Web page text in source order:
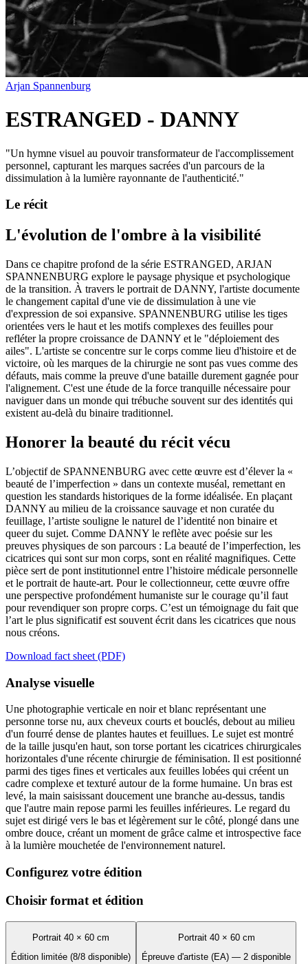
Arjan Spannenburg
ESTRANGED - DANNY
"Un hymne visuel au pouvoir transformateur de l'accomplissement
personnel, capturant les marques sacrées d'un parcours de la
dissimulation à la lumière rayonnante de l'authenticité."
Le récit
L'évolution de l'ombre à la visibilité
Dans ce chapitre profond de la série ESTRANGED, ARJAN
SPANNENBURG explore le paysage physique et psychologique
de la transition. À travers le portrait de DANNY, l'artiste documente
le changement capital d'une vie de dissimulation à une vie
d'expression de soi expansive. SPANNENBURG utilise les tiges
orientées vers le haut et les motifs complexes des feuilles pour
refléter la propre croissance de DANNY et le "déploiement des
ailes". L'artiste se concentre sur le corps comme lieu d'histoire et de
victoire, où les marques de la chirurgie ne sont pas vues comme des
défauts, mais comme la preuve d'une bataille durement gagnée pour
l'alignement. C'est une étude de la force tranquille nécessaire pour
naviguer dans un monde qui trébuche souvent sur des identités qui
existent au-delà du binaire traditionnel.
Honorer la beauté du récit vécu
L’objectif de SPANNENBURG avec cette œuvre est d’élever la «
beauté de l’imperfection » dans un contexte muséal, remettant en
question les standards historiques de la forme idéalisée. En plaçant
DANNY au milieu de la croissance sauvage et non curatée du
feuillage, l’artiste souligne le naturel de l’identité non binaire et
queer du sujet. Comme DANNY le reflète avec poésie sur les
preuves physiques de son parcours : La beauté de l’imperfection, les
cicatrices qui sont sur mon corps, sont en réalité magnifiques. Cette
pièce sert de pont institutionnel entre l’histoire médicale personnelle
et le portrait de haute-art. Pour le collectionneur, cette œuvre offre
une perspective profondément humaniste sur le courage qu’il faut
pour revendiquer son propre corps. C’est un témoignage du fait que
l’art le plus significatif est souvent écrit dans les cicatrices que nous
nous créons.
Download fact sheet (PDF)
Analyse visuelle
Une photographie verticale en noir et blanc représentant une
personne torse nu, aux cheveux courts et bouclés, debout au milieu
d'un fourré dense de plantes hautes et feuillues. Le sujet est montré
de la taille jusqu'en haut, son torse portant les cicatrices chirurgicales
horizontales d'une récente chirurgie de féminisation. Il est positionné
parmi des tiges fines et verticales aux feuilles lobées qui créent un
cadre complexe et texturé autour de la forme humaine. Un bras est
levé, la main saisissant doucement une branche au-dessus, tandis
que l'autre main repose parmi les feuilles inférieures. Le regard du
sujet est dirigé vers le bas et légèrement sur le côté, plongé dans une
ombre douce, créant un moment de grâce calme et introspective face
à la lumière mouchetée de l'environnement naturel.
Configurez votre édition
Choisir format et édition
Portrait 40 × 60 cm
Édition limitée (8/8 disponible)
Portrait 40 × 60 cm
Épreuve d'artiste (EA) — 2 disponible